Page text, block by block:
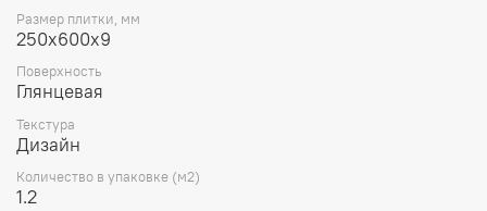
Размер плитки, мм
250х600х9
Поверхность
Глянцевая
Текстура
Дизайн
Количество в упаковке (м2)
1.2